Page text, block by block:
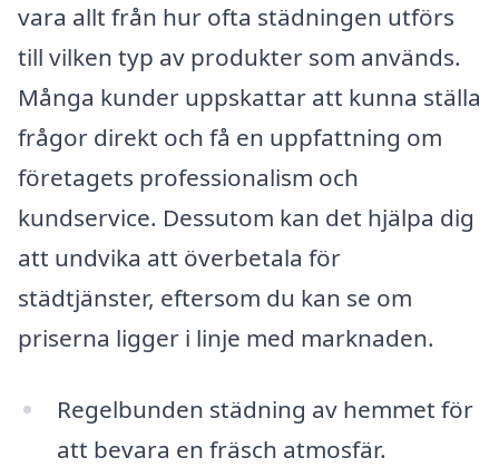
vara allt från hur ofta städningen utförs
till vilken typ av produkter som används.
Många kunder uppskattar att kunna ställa
frågor direkt och få en uppfattning om
företagets professionalism och
kundservice. Dessutom kan det hjälpa dig
att undvika att överbetala för
städtjänster, eftersom du kan se om
priserna ligger i linje med marknaden.
Regelbunden städning av hemmet för
att bevara en fräsch atmosfär.